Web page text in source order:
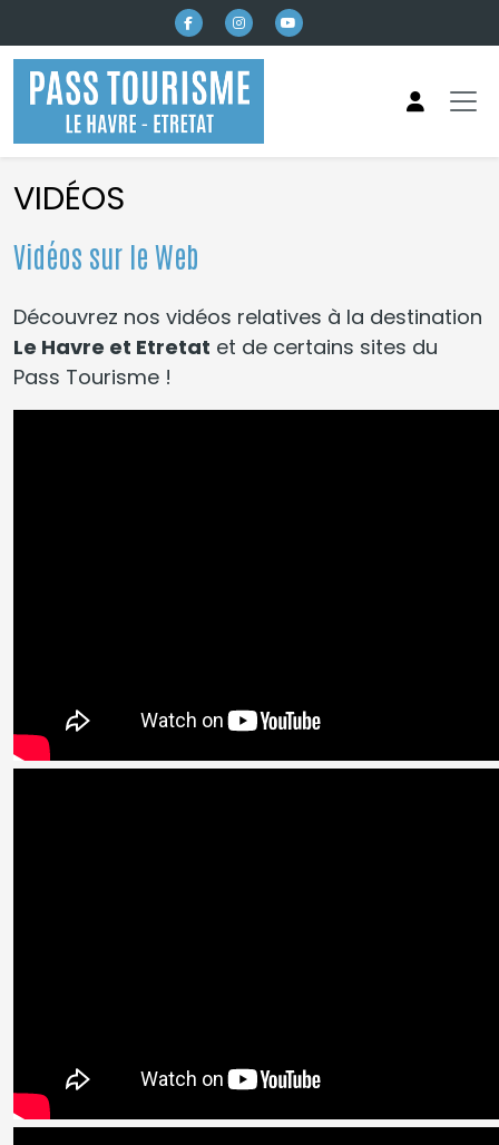
Aller au contenu principal
VIDÉOS
Vidéos sur le Web
Découvrez nos vidéos relatives à la destination
Le Havre et Etretat et de certains sites du
Pass Tourisme !